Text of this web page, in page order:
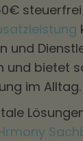
und
und bietet
im Alltag.